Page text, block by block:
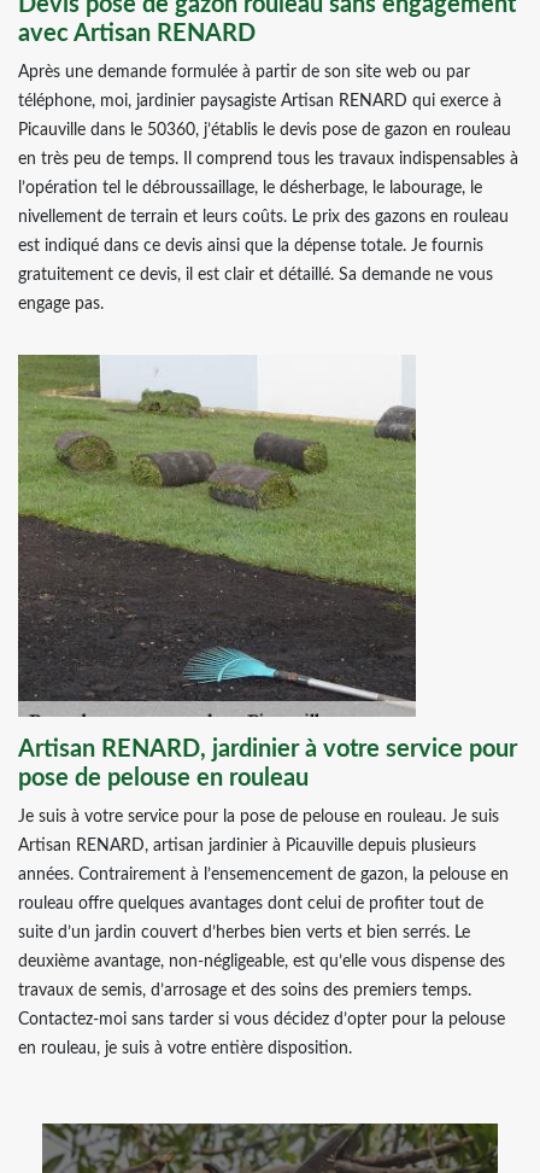
Devis pose de gazon rouleau sans engagement
avec Artisan RENARD
Après une demande formulée à partir de son site web ou par
téléphone, moi, jardinier paysagiste Artisan RENARD qui exerce à
Picauville dans le 50360, j’établis le devis pose de gazon en rouleau
en très peu de temps. Il comprend tous les travaux indispensables à
l’opération tel le débroussaillage, le désherbage, le labourage, le
nivellement de terrain et leurs coûts. Le prix des gazons en rouleau
est indiqué dans ce devis ainsi que la dépense totale. Je fournis
gratuitement ce devis, il est clair et détaillé. Sa demande ne vous
engage pas.
Artisan RENARD, jardinier à votre service pour
pose de pelouse en rouleau
Je suis à votre service pour la pose de pelouse en rouleau. Je suis
Artisan RENARD, artisan jardinier à Picauville depuis plusieurs
années. Contrairement à l’ensemencement de gazon, la pelouse en
rouleau offre quelques avantages dont celui de profiter tout de
suite d’un jardin couvert d’herbes bien verts et bien serrés. Le
deuxième avantage, non-négligeable, est qu’elle vous dispense des
travaux de semis, d’arrosage et des soins des premiers temps.
Contactez-moi sans tarder si vous décidez d’opter pour la pelouse
en rouleau, je suis à votre entière disposition.